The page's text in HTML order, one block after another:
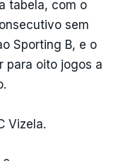
tabela, com o
sem
Sporting B, e o
para oito jogos a
Vizela.